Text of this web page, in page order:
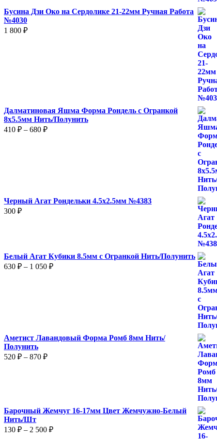
Бусина Дзи Око на Сердолике 21-22мм Ручная Работа
№4030
1 800 ₽
Далматиновая Яшма Форма Рондель с Огранкой
8х5.5мм Нить/Полунить
410 ₽ – 680 ₽Диапазон
Черный Агат Рондельки 4.5х2.5мм №4383
300 ₽
Белый Агат Кубики 8.5мм с Огранкой Нить/Полунить
630 ₽ – 1 050 ₽Диапазон
Аметист Лавандовый Форма Ромб 8мм Нить/
Полунить
520 ₽ – 870 ₽Диапазон
Барочный Жемчуг 16-17мм Цвет Жемчужно-Белый
Нить/Шт
130 ₽ – 2 500 ₽Диапазон